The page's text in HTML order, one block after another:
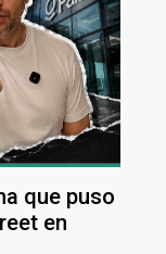
que puso
en